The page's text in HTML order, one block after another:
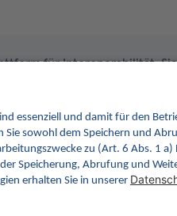
für Interoperabilität.